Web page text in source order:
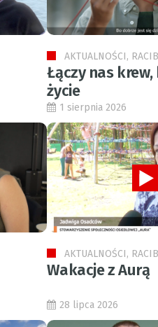
AKTUALNOŚCI,
Łączy nas
życie
1 sierpnia 2026
AKTUALNOŚCI,
Wakacje z Aurą
28 lipca 2026